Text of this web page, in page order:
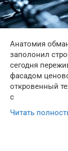
Анатомия
заполонил
сегодня
фасадом
откровенный
с
Читать